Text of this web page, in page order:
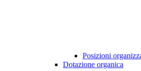
Posizioni
Dotazione organica